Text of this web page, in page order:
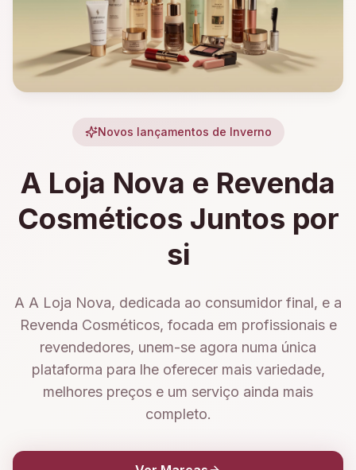
Novos lançamentos de Inverno
A Loja Nova e Revenda
Cosméticos Juntos por
si
A A Loja Nova, dedicada ao consumidor final, e a
Revenda Cosméticos, focada em profissionais e
revendedores, unem-se agora numa única
plataforma para lhe oferecer mais variedade,
melhores preços e um serviço ainda mais
completo.